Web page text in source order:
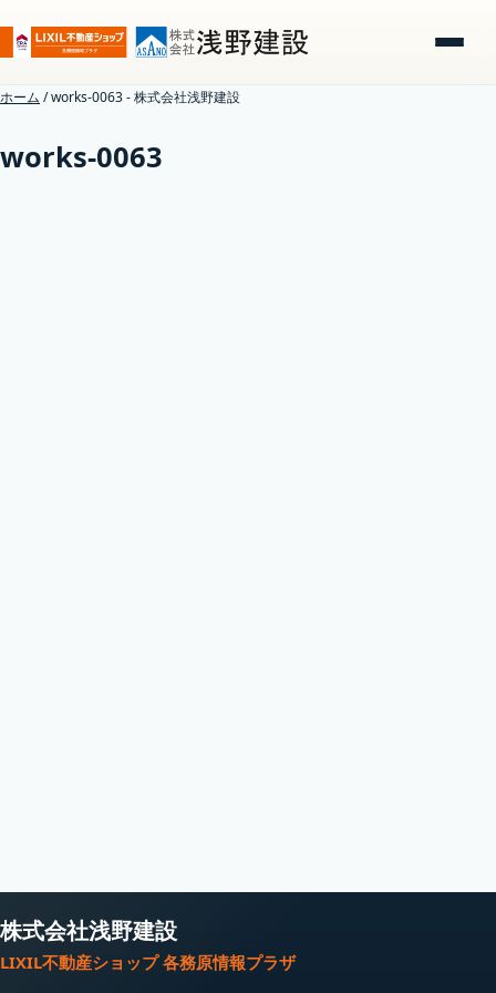
ホーム /works-0063 - 株式会社浅野建設
works-0063
株式会社浅野建設
LIXIL不動産ショップ 各務原情報プラザ